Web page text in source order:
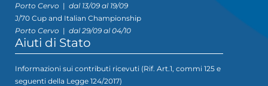
Porto Cervo | dal 13/09 al 19/09
J/70 Cup and Italian Championship
Porto Cervo | dal 29/09 al 04/10
Aiuti di Stato
Informazioni sui contributi ricevuti (Rif. Art.1, commi 125 e
seguenti della Legge 124/2017)